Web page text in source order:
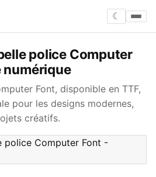
☾
police Computer
numérique
Font, disponible en TTF,
pour les designs modernes,
créatifs.